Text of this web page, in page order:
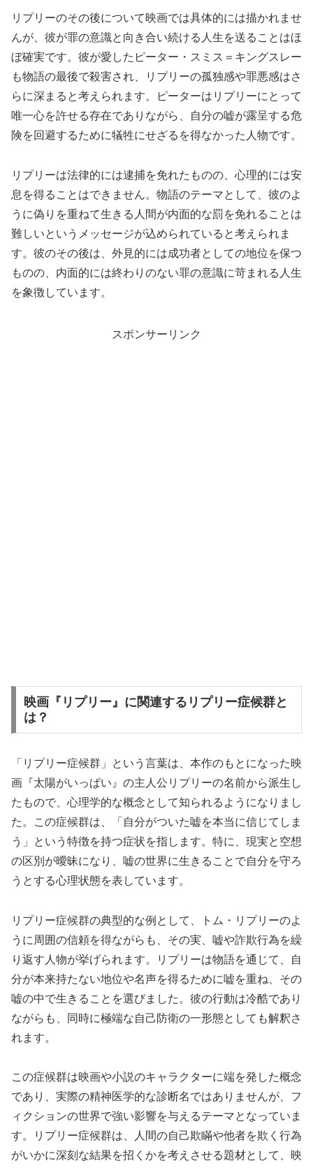
リプリーのその後について映画では具体的には描かれませ
んが、彼が罪の意識と向き合い続ける人生を送ることはほ
ぼ確実です。彼が愛したピーター・スミス＝キングスレー
も物語の最後で殺害され、リプリーの孤独感や罪悪感はさ
らに深まると考えられます。ピーターはリプリーにとって
唯一心を許せる存在でありながら、自分の嘘が露呈する危
険を回避するために犠牲にせざるを得なかった人物です。
リプリーは法律的には逮捕を免れたものの、心理的には安
息を得ることはできません。物語のテーマとして、彼のよ
うに偽りを重ねて生きる人間が内面的な罰を免れることは
難しいというメッセージが込められていると考えられま
す。彼のその後は、外見的には成功者としての地位を保つ
ものの、内面的には終わりのない罪の意識に苛まれる人生
を象徴しています。
スポンサーリンク
映画『リプリー』に関連するリプリー症候群と
は？
「リプリー症候群」という言葉は、本作のもとになった映
画『太陽がいっぱい』の主人公リプリーの名前から派生し
たもので、心理学的な概念として知られるようになりまし
た。この症候群は、「自分がついた嘘を本当に信じてしま
う」という特徴を持つ症状を指します。特に、現実と空想
の区別が曖昧になり、嘘の世界に生きることで自分を守ろ
うとする心理状態を表しています。
リプリー症候群の典型的な例として、トム・リプリーのよ
うに周囲の信頼を得ながらも、その実、嘘や詐欺行為を繰
り返す人物が挙げられます。リプリーは物語を通じて、自
分が本来持たない地位や名声を得るために嘘を重ね、その
嘘の中で生きることを選びました。彼の行動は冷酷であり
ながらも、同時に極端な自己防衛の一形態としても解釈さ
れます。
この症候群は映画や小説のキャラクターに端を発した概念
であり、実際の精神医学的な診断名ではありませんが、フ
ィクションの世界で強い影響を与えるテーマとなっていま
す。リプリー症候群は、人間の自己欺瞞や他者を欺く行為
がいかに深刻な結果を招くかを考えさせる題材として、映